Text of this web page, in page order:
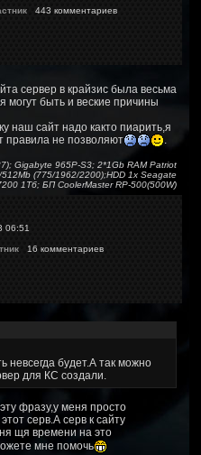
443 комментариев
сервер в крайзис была весьма
могут быть и веские причины
наш сайт надо както пиарить,я
правила не позволяют
Gigabyte 965P-S3; 2*1Gb RAM Patriot
(775/1962/2200);HDD 1x Seagate
1Тб; БП CoolerMaster RP-500(500W)
06:51
16 комментариев
невсегда будет.А так можно
для КС создали.
фразу,у меня просто
серв.А серв к сайту
щя времени на это
мне помочь